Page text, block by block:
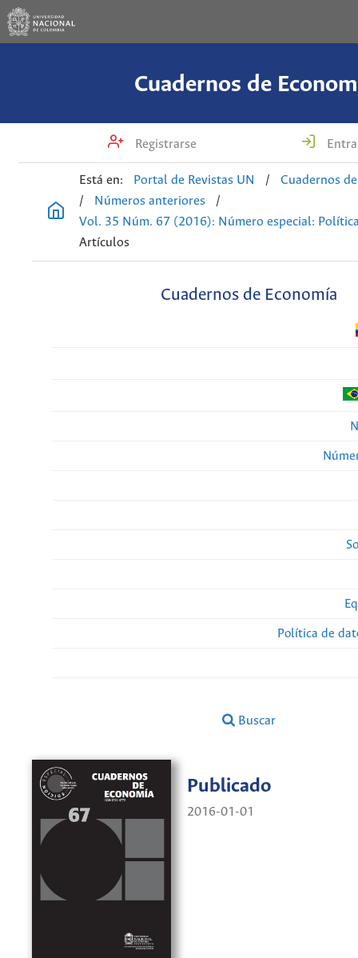
Cuadernos de
Registrarse
Está en: Portal de Revistas UN /
Cuadernos
/
Números anteriores
/
Vol. 35 Núm. 67 (2016): Número especial:
Artículos
Cuadernos de Economía
Política de
Buscar
Publicado
2016-01-01